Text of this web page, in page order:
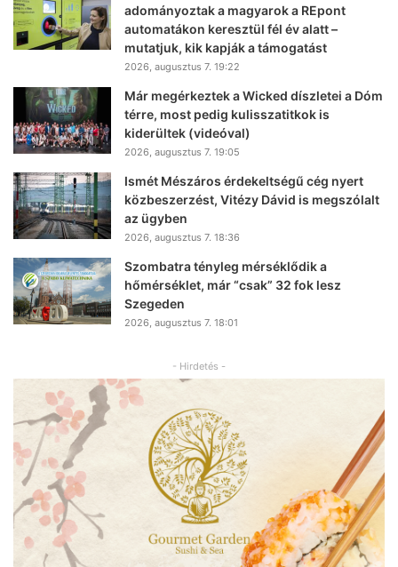
adományoztak a magyarok a REpont
automatákon keresztül fél év alatt –
mutatjuk, kik kapják a támogatást
2026, augusztus 7. 19:22
Már megérkeztek a Wicked díszletei a Dóm
térre, most pedig kulisszatitkok is
kiderültek (videóval)
2026, augusztus 7. 19:05
Ismét Mészáros érdekeltségű cég nyert
közbeszerzést, Vitézy Dávid is megszólalt
az ügyben
2026, augusztus 7. 18:36
Szombatra tényleg mérséklődik a
hőmérséklet, már “csak” 32 fok lesz
Szegeden
2026, augusztus 7. 18:01
- Hirdetés -